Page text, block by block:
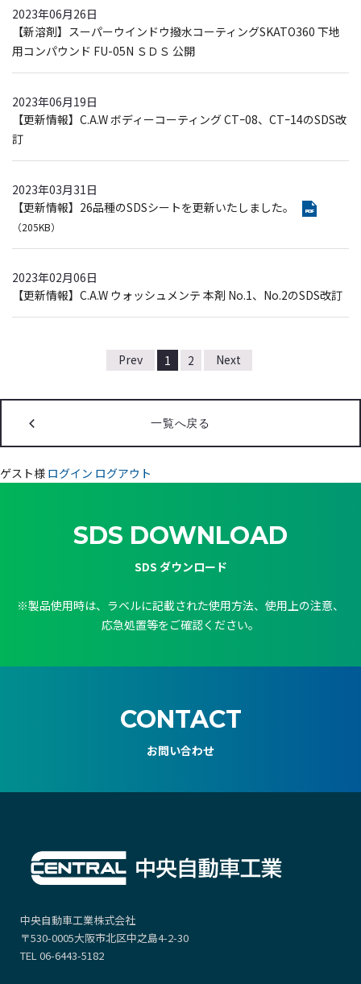
2023年06月26日
【新溶剤】スーパーウインドウ撥水コーティングSKATO360 下地
用コンパウンド FU-05N ＳＤＳ 公開
2023年06月19日
【更新情報】C.A.W ボディーコーティング CTｰ08、CTｰ14のSDS改
訂
2023年03月31日
【更新情報】26品種のSDSシートを更新いたしました。
（205KB）
2023年02月06日
【更新情報】C.A.W ウォッシュメンテ 本剤 No.1、No.2のSDS改訂
1 2
一覧へ戻る
ゲスト様 ログイン ログアウト
SDS DOWNLOAD
SDS ダウンロード
※製品使用時は、ラベルに記載された使用方法、使用上の注意、
応急処置等をご確認ください。
CONTACT
お問い合わせ
中央自動車工業株式会社
〒530-0005大阪市北区中之島4-2-30
TEL 06-6443-5182